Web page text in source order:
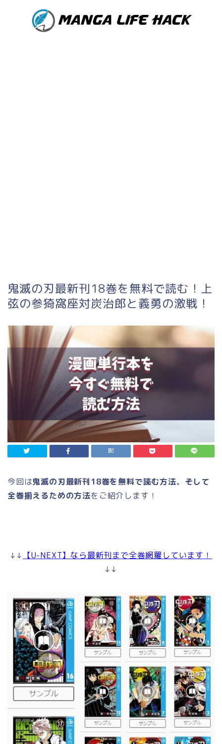
鬼滅の刃最新刊18巻を無料で読む！上
弦の参猗窩座対炭治郎と義勇の激戦！
今回は鬼滅の刃最新刊18巻を無料で読む方法、そして
全巻揃えるための方法をご紹介します！
↓↓ 【U-NEXT】なら最新刊まで全巻網羅しています！
↓↓